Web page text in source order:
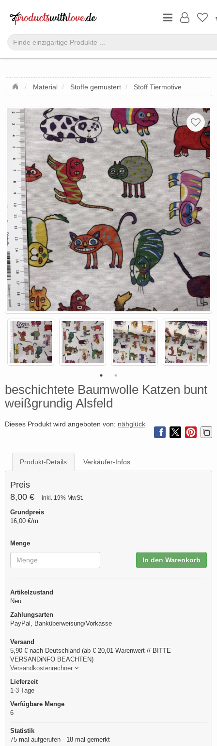
Material Stoffe gemustert Stoff Tiermotive
beschichtete Baumwolle Katzen bunt
weißgrundig Alsfeld
Dieses Produkt wird angeboten von: nähglück
Produkt-Details Verkäufer-Infos
Preis
8,00 €
inkl. 19% MwSt.
Grundpreis
16,00 €/m
Menge
In den Warenkorb
Artikelzustand
Neu
Zahlungsarten
PayPal, Banküberweisung/Vorkasse
Versand
5,90 € nach Deutschland (ab € 20,01 Warenwert // BITTE
VERSANDiNFO BEACHTEN)
Versandkostenrechner
Lieferzeit
1-3 Tage
Verfügbare Menge
6
Statistik
75 mal aufgerufen - 18 mal gemerkt